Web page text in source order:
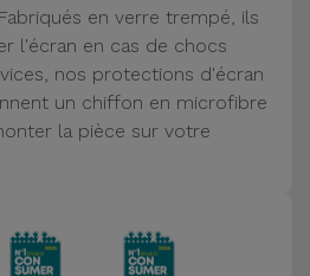
en verre trempé, ils
l'écran en cas de chocs
nos protections d'écran
un chiffon en microfibre
la pièce sur votre